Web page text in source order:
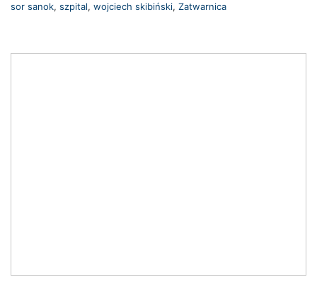
sor sanok, szpital, wojciech skibiński, Zatwarnica